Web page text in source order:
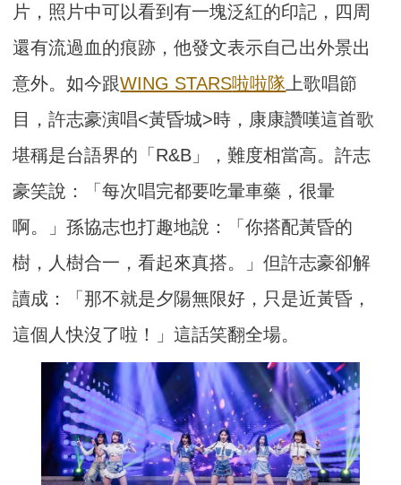
片，照片中可以看到有一塊泛紅的印記，四周
還有流過血的痕跡，他發文表示自己出外景出
意外。如今跟WING STARS啦啦隊 上歌唱節
目，許志豪演唱<黃昏城>時，康康讚嘆這首歌
堪稱是台語界的「R&B」，難度相當高。許志
豪笑說：「每次唱完都要吃暈車藥，很暈
啊。」孫協志也打趣地說：「你搭配黃昏的
樹，人樹合一，看起來真搭。」但許志豪卻解
讀成：「那不就是夕陽無限好，只是近黃昏，
這個人快沒了啦！」這話笑翻全場。